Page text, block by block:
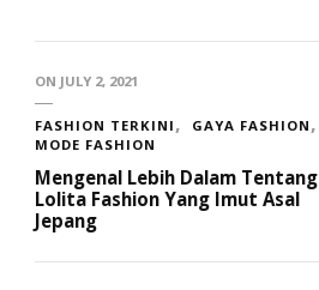
ON JULY 2, 2021
FASHION TERKINI
GAYA FASHION
MODE FASHION
Mengenal Lebih Dalam Tentang
Lolita Fashion Yang Imut Asal
Jepang